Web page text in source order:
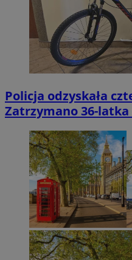
Policja odzyskała
Zatrzymano 36-latka